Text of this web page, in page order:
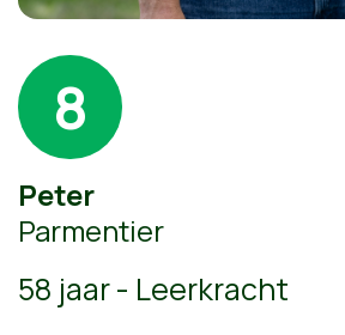
8
Peter
Parmentier
58 jaar - Leerkracht